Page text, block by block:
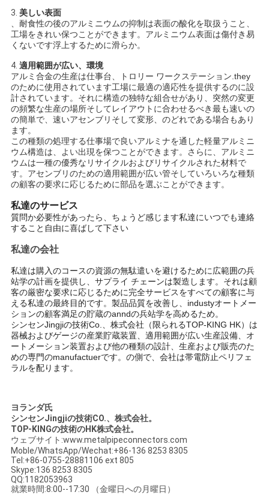
シ
ー
3. 美しい表面
、耐食性の後のアルミニウムの抑制は表面の酸化を取扱うこと、
工場をきれい保つことができます。アルミニウム表面は傷付き易
くないです浮上するために滑らか。
4. 適用範囲が広い、環境
アルミ合金の生産は仕事台、トロリー ワークステーション.they
のために使用されています工場に最適の適応性を提供するのに設
計されています。それに構造の独特な組合せがあり、突然の変更
の頻繁な生産の場所そしてレイアウトに合わせるべき最も速いの
の簡単で、速いアセンブリそして変形、のどれである場合もあり
ます。
この種類の処理する仕事場で良いアルミナを通した軽量アルミニ
ウム構造は、よい出現を保つことができます。さらに、アルミニ
ウムは一種の優秀なリサイクルおよびリサイクルされた材料で
す。アセンブリのための適用範囲が広い管そしていろいろな種類
の顧客の要求に応じるために部品を選ぶことができます。
私達のサービス
質問か必要性があったら、ちょうど感じます私達にいつでも連絡
すること自由に喜ばして下さい
私達の会社
私達は購入のコースの資源の無駄遣いを避けるために広範囲の兵
站学の計画を提供し、サプライ チェーンは製造します。それは顧
客の厳密な要求に応じるために完全サービスをすべての顧客に与
える私達の最終目的です。製品品質を改善し、industyオートメー
ションの顧客満足の貯蔵のanndの兵站学を高めるため。
シンセンJingjiの技術Co.、株式会社（限られるTOP-KING HK）は
器械およびゲージの産業貯蔵装置、適用範囲が広い生産設備、オ
ートメーション装置および他の種類の設計、生産および販売のた
めの専門のmanufactuerです。の側で、会社は帯電防止ペリフェ
ラルを配ります。
ヨランダ氏
シンセンJingjiの技術CO.、株式会社。
TOP-KINGの技術のHK株式会社。
ウェブサイト:www.metalpipeconnectors.com
Moble/WhatsApp/Wechat:+86-136 8253 8305
Tel:+86-0755-28881106 ext 805
Skype:136 8253 8305
QQ:1182053963
就業時間:8:00--17:30 （金曜日への月曜日）